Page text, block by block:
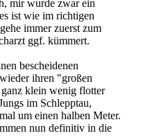
mir wurde zwar ein
ist wie im richtigen
immer zuerst zum
ggf. kümmert.
bescheidenen
ihren "großen
klein wenig flotter
im Schlepptau,
um einen halben Meter.
nun definitiv in die